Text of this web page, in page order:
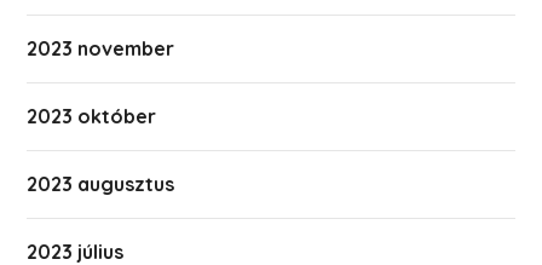
2023 november
2023 október
2023 augusztus
2023 július